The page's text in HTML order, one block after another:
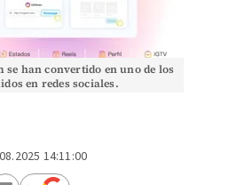
se han convertido en uno de los
en redes sociales.
14:11:00